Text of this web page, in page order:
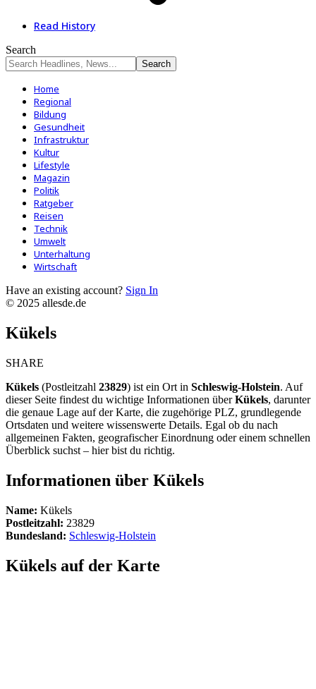
Read History
Search
Home
Regional
Bildung
Gesundheit
Infrastruktur
Kultur
Lifestyle
Magazin
Politik
Ratgeber
Reisen
Technik
Umwelt
Unterhaltung
Wirtschaft
Have an existing account? Sign In
© 2025 allesde.de
Kükels
SHARE
Kükels (Postleitzahl 23829) ist ein Ort in Schleswig-Holstein. Auf
dieser Seite findest du wichtige Informationen überKükels, darunter
die genaue Lage auf der Karte, die zugehörige PLZ, grundlegende
Ortsdaten und weitere wissenswerte Details. Egal ob du nach
allgemeinen Fakten, geografischer Einordnung oder einem schnellen
Überblick suchst – hier bist du richtig.
Informationen über Kükels
Name: Kükels
Postleitzahl: 23829
Bundesland: Schleswig-Holstein
Kükels auf der Karte